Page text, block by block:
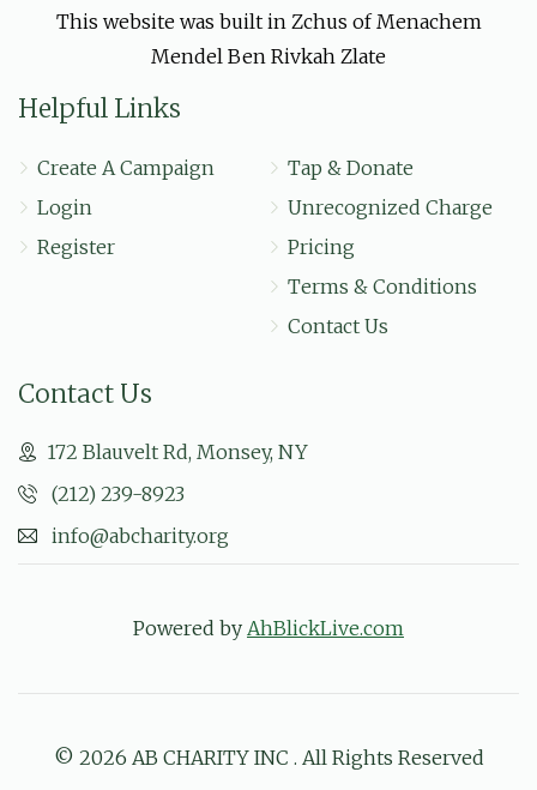
This website was built in Zchus of Menachem
Mendel Ben Rivkah Zlate
Helpful Links
Create A Campaign
Login
Register
Tap & Donate
Unrecognized Charge
Pricing
Terms & Conditions
Contact Us
Contact Us
172 Blauvelt Rd, Monsey, NY
(212) 239-8923
info@abcharity.org
Powered by AhBlickLive.com
© 2026 AB CHARITY INC . All Rights Reserved